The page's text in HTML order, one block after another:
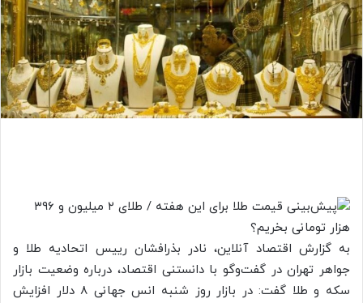
به گزارش اقتصاد آنلاین، نادر بذرافشان رییس اتحادیه طلا و
جواهر تهران در گفت‌وگو با دانستنی اقتصاد، درباره وضعیت بازار
سکه و طلا گفت: در بازار روز شنبه انس جهانی ۸ دلار افزایش